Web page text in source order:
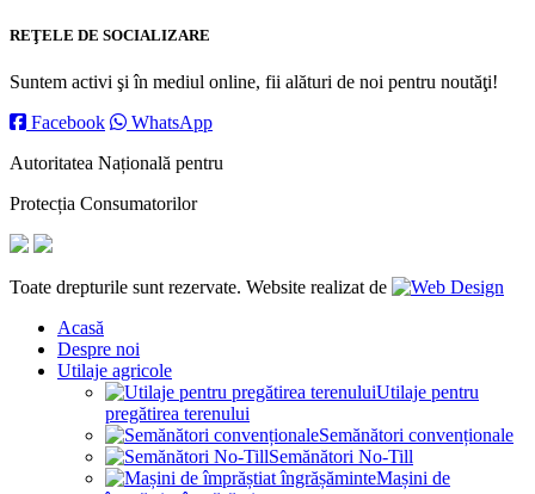
REŢELE DE SOCIALIZARE
Suntem activi şi în mediul online, fii alături de noi pentru noutăţi!
Facebook
WhatsApp
Autoritatea Națională pentru
Protecția Consumatorilor
Toate drepturile sunt rezervate. Website realizat de
Acasă
Despre noi
Utilaje agricole
Utilaje pentru
pregătirea terenului
Semănători convenționale
Semănători No-Till
Mașini de